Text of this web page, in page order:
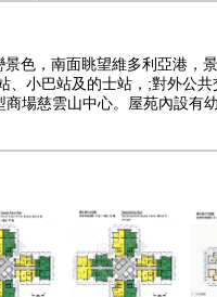
色，南面眺望維多利亞港，
小巴站及的士站，;對外公
場慈雲山中心。屋苑內設有